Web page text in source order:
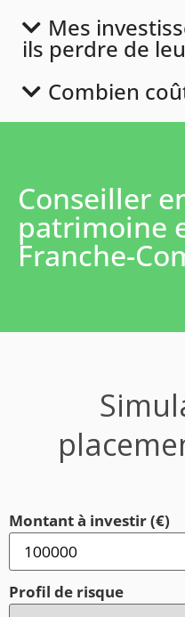
Mes
ils perdre de
Combien
Conseiller
patrimoine
Franche-
Montant à investir (€)
Profil de risque